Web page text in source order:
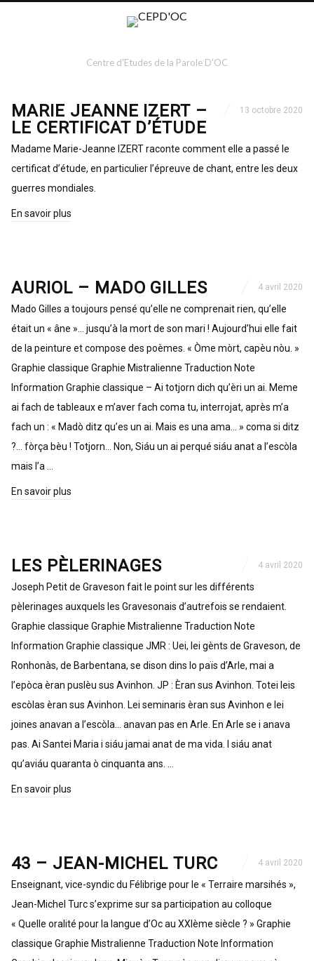
Centre d'Etudes de la Parole D'OC
MARIE JEANNE IZERT –
LE CERTIFICAT D’ÉTUDE
13 octobre 2020
Madame Marie-Jeanne IZERT raconte comment elle a passé le
certificat d’étude, en particulier l’épreuve de chant, entre les deux
guerres mondiales.
En savoir plus
AURIOL – MADO GILLES 4 avril 2020
Mado Gilles a toujours pensé qu’elle ne comprenait rien, qu’elle
était un « âne »… jusqu’à la mort de son mari ! Aujourd’hui elle fait
de la peinture et compose des poèmes. « Òme mòrt, capèu nòu. »
Graphie classique Graphie Mistralienne Traduction Note
Information Graphie classique – Ai totjorn dich qu’èri un ai. Meme
ai fach de tableaux e m’aver fach coma tu, interrojat, après m’a
fach un : « Madò ditz qu’es un ai. Mais es una ama… » coma si ditz
?… fòrça bèu ! Totjorn… Non, Siáu un ai perqué siáu anat a l’escòla
mais l’a …
En savoir plus
LES PÈLERINAGES 4 avril 2020
Joseph Petit de Graveson fait le point sur les différents
pèlerinages auxquels les Gravesonais d’autrefois se rendaient.
Graphie classique Graphie Mistralienne Traduction Note
Information Graphie classique JMR : Uei, lei gènts de Graveson, de
Ronhonàs, de Barbentana, se dison dins lo païs d’Arle, mai a
l’epòca èran puslèu sus Avinhon. JP : Èran sus Avinhon. Totei leis
escòlas èran sus Avinhon. Lei seminaris èran sus Avinhon e lei
joines anavan a l’escòla… anavan pas en Arle. En Arle se i anava
pas. Ai Santei Maria i siáu jamai anat de ma vida. I siáu anat
qu’aviáu quaranta ò cinquanta ans. …
En savoir plus
43 – JEAN-MICHEL TURC 4 avril 2020
Enseignant, vice-syndic du Félibrige pour le « Terraire marsihés »,
Jean-Michel Turc s’exprime sur sa participation au colloque
« Quelle oralité pour la langue d’Oc au XXIème siècle ? » Graphie
classique Graphie Mistralienne Traduction Note Information